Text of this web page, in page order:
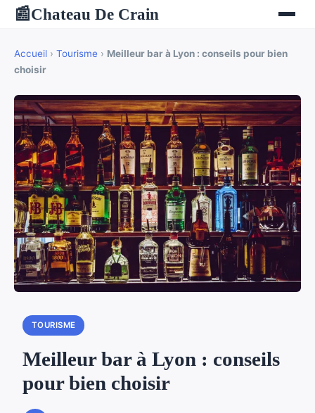
📰Chateau De Crain
Accueil › Tourisme › Meilleur bar à Lyon : conseils pour bien
choisir
TOURISME
Meilleur bar à Lyon : conseils
pour bien choisir